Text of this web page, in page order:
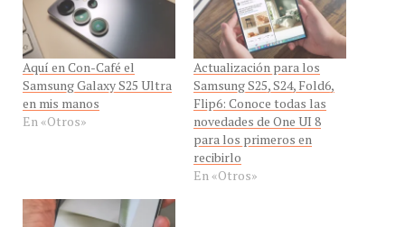
Aquí en Con-Café el
Samsung Galaxy S25 Ultra
en mis manos
En «Otros»
Actualización para los
Samsung S25, S24, Fold6,
Flip6: Conoce todas las
novedades de One UI 8
para los primeros en
recibirlo
En «Otros»